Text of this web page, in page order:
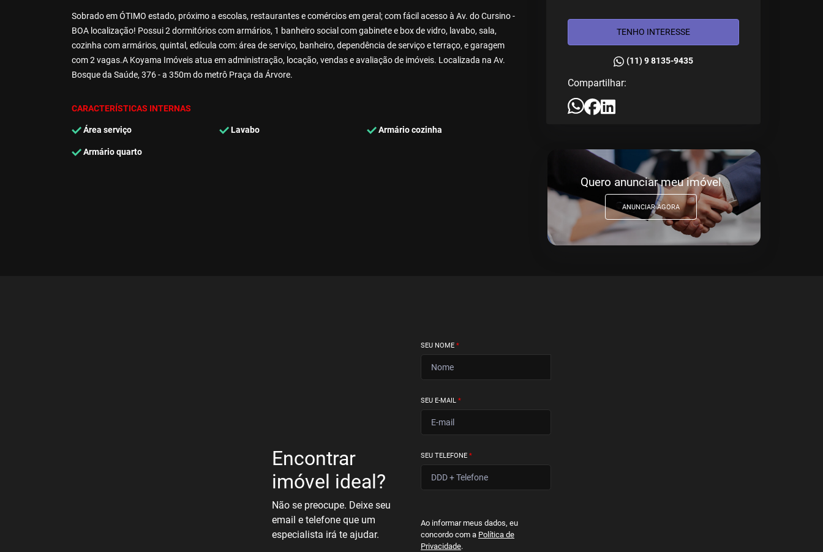
Sobrado em ÓTIMO estado, próximo a escolas, restaurantes e comércios em geral; com fácil acesso à Av. do Cursino -
BOA localização! Possui 2 dormitórios com armários, 1 banheiro social com gabinete e box de vidro, lavabo, sala,
cozinha com armários, quintal, edícula com: área de serviço, banheiro, dependência de serviço e terraço, e garagem
com 2 vagas.A Koyama Imóveis atua em administração, locação, vendas e avaliação de imóveis. Localizada na Av.
Bosque da Saúde, 376 - a 350m do metrô Praça da Árvore.
CARACTERÍSTICAS INTERNAS
Área serviço Lavabo Armário cozinha
Armário quarto
TENHO INTERESSE
(11) 9 8135-9435
Compartilhar:
Quero anunciar meu imóvel
ANUNCIAR AGORA
Encontrar
imóvel ideal?
Não se preocupe. Deixe seu
email e telefone que um
especialista irá te ajudar.
SEU NOME *
SEU E-MAIL *
SEU TELEFONE *
Ao informar meus dados, eu
concordo com a Política de
Privacidade.